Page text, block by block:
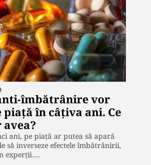
îmbătrânire vor
piață în câțiva ani. Ce
avea?
ani, pe piață ar putea să apară
să inverseze efectele îmbătrânirii,
experții.…